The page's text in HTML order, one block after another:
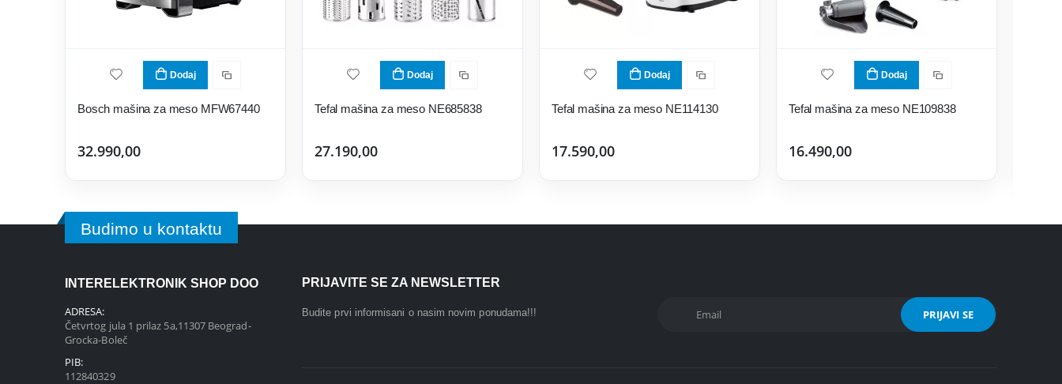
Dodaj
Bosch mašina za meso MFW67440
32.990,00
Dodaj
Tefal mašina za meso NE685838
27.190,00
Dodaj
Tefal mašina za meso NE114130
17.590,00
Dodaj
Tefal mašina za meso NE109838
16.490,00
Budimo u kontaktu
INTERELEKTRONIK SHOP DOO
ADRESA:
Četvrtog jula 1 prilaz 5a,11307 Beograd-
Grocka-Boleč
PIB:
112840329
PRIJAVITE SE ZA NEWSLETTER
Budite prvi informisani o nasim novim ponudama!!!